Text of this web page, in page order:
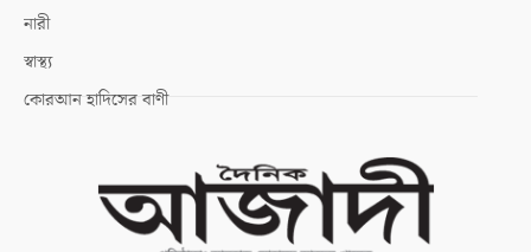
নারী
স্বাস্থ্য
কোরআন হাদিসের বাণী